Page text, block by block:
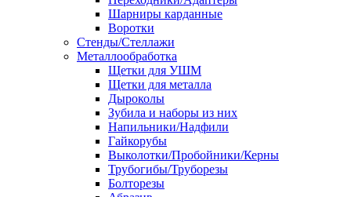
Шарниры карданные
Воротки
Стенды/Стеллажи
Металлообработка
Щетки для УШМ
Щетки для металла
Дыроколы
Зубила и наборы из них
Напильники/Надфили
Гайкорубы
Выколотки/Пробойники/Керны
Трубогибы/Труборезы
Болторезы